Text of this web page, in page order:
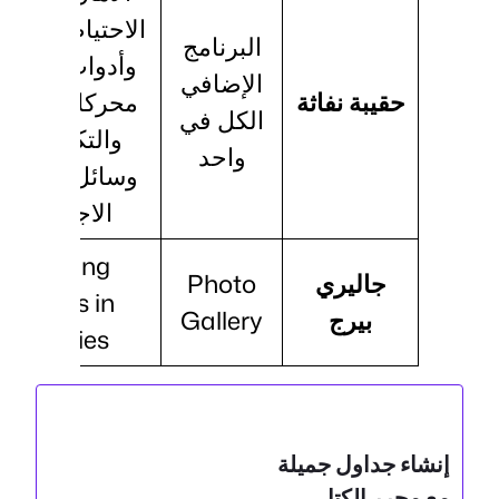
حقيبة نفاثة
البرنامج
الإضافي
الكل في
واحد
الاحتياطي
وأدوات
محركات
والتكامل مع
وسائل
الاجتماعي
جاليري
بيرج
Photo
Gallery
Showing
photos in
galleries
إنشاء جداول جميلة